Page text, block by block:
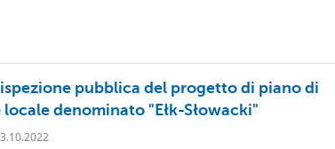
pubblica del progetto di piano di
denominato "Ełk-Słowacki"